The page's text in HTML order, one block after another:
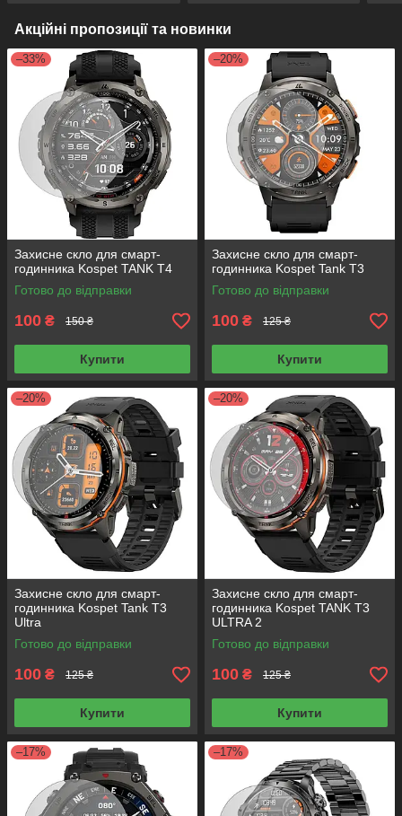
Акційні пропозиції та новинки
–33%
Захисне скло для смарт-
годинника Kospet TANK T4
Готово до відправки
100 ₴ 150 ₴
Купити
–20%
Захисне скло для смарт-
годинника Kospet Tank T3
Готово до відправки
100 ₴ 125 ₴
Купити
–20%
Захисне скло для смарт-
годинника Kospet Tank T3
Ultra
Готово до відправки
100 ₴ 125 ₴
Купити
–20%
Захисне скло для смарт-
годинника Kospet TANK T3
ULTRA 2
Готово до відправки
100 ₴ 125 ₴
Купити
–17% –17%